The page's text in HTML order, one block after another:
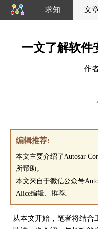
求知 文
一文了解软件
作
编辑推荐:
本文主要介绍了Autosar
所帮助。
本文来自于微信公众号
Alice编辑、推荐。
从本文开始，笔者将结合